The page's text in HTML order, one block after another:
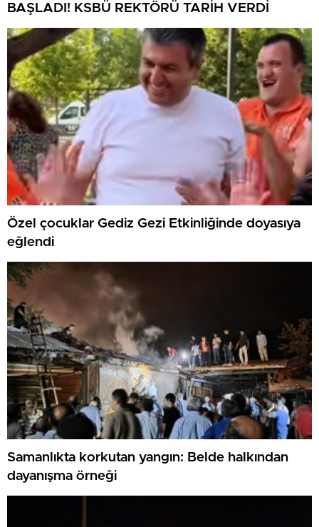
BAŞLADI! KSBÜ REKTÖRÜ TARİH VERDİ
Özel çocuklar Gediz Gezi Etkinliğinde doyasıya
eğlendi
Samanlıkta korkutan yangın: Belde halkından
dayanışma örneği